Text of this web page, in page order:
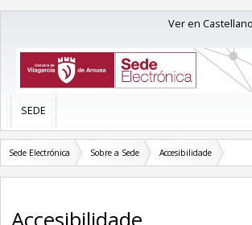
Ver en Castellano
SEDE
Sede Electrónica Sobre a Sede Accesibilidade